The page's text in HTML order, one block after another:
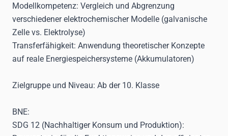
Modellkompetenz: Vergleich und Abgrenzung
verschiedener elektrochemischer Modelle (galvanische
Zelle vs. Elektrolyse)
Transferfähigkeit: Anwendung theoretischer Konzepte
auf reale Energiespeichersysteme (Akkumulatoren)
Zielgruppe und Niveau: Ab der 10. Klasse
BNE:
SDG 12 (Nachhaltiger Konsum und Produktion):